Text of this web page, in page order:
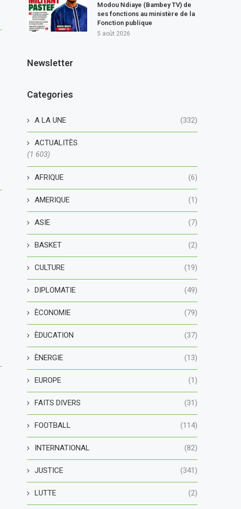
Modou Ndiaye (Bambey TV) de
ses fonctions au ministère de la
Fonction publique
5 août 2026
Newsletter
Categories
A LA UNE (332)
ACTUALITÈS
(1 603)
AFRIQUE (6)
AMERIQUE (1)
ASIE (7)
BASKET (2)
CULTURE (19)
DIPLOMATIE (49)
ÈCONOMIE (79)
ÈDUCATION (37)
ÈNERGIE (13)
EUROPE (1)
FAITS DIVERS (31)
FOOTBALL (114)
INTERNATIONAL (82)
JUSTICE (341)
LUTTE (2)